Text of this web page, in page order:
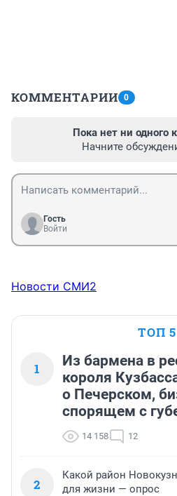
КОММЕНТАРИИ 0
Пока нет ни одного
Начните
Гость
Войти
Новости СМИ2
ТОП 5
1
Из бармена в
короля
о Печерском,
спорящем с
14 158 12
2
Какой район
для жизни — опрос